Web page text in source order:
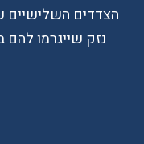
הצדדים השלישיים
נזק שייגרמו